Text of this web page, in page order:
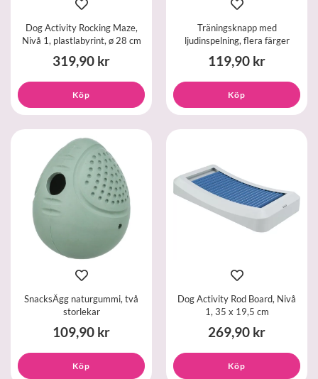
Dog Activity Rocking Maze,
Nivå 1, plastlabyrint, ø 28 cm
319,90 kr
Köp
Träningsknapp med
ljudinspelning, flera färger
119,90 kr
Köp
SnacksÄgg naturgummi, två
storlekar
109,90 kr
Köp
Dog Activity Rod Board, Nivå
1, 35 x 19,5 cm
269,90 kr
Köp